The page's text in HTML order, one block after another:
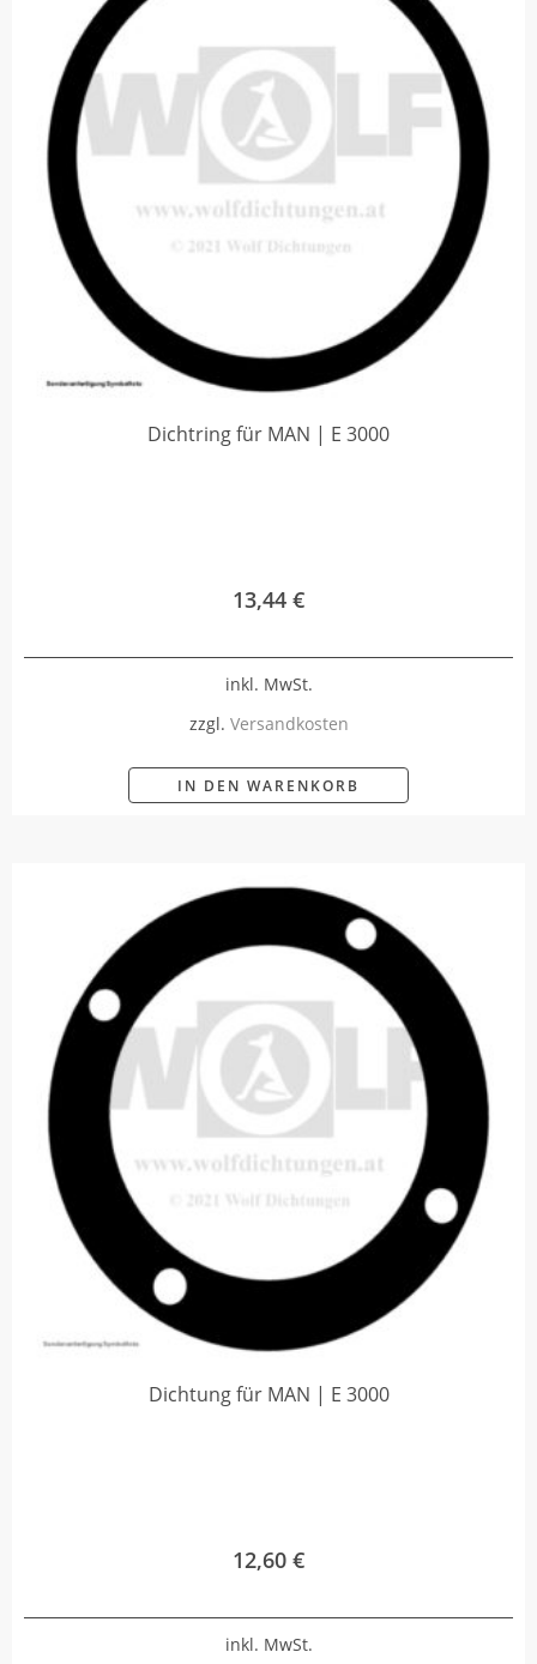
Dichtring für MAN | E 3000
13,44 €
inkl. MwSt.
zzgl. Versandkosten
IN DEN WARENKORB
Dichtung für MAN | E 3000
12,60 €
inkl. MwSt.